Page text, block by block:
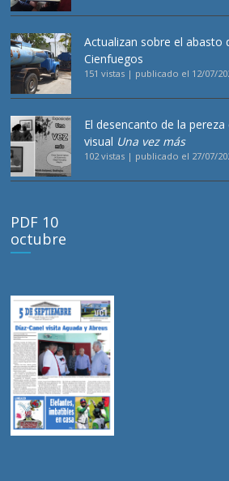
Actualizan sobre el abasto
Cienfuegos
151 vistas | publicado el 12/07/
El desencanto de la
visual Una vez más
102 vistas | publicado el 27/07/
PDF 10
octubre